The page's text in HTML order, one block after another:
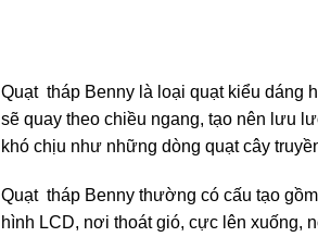
Quạt tháp Benny là loại quạt kiểu dáng
sẽ quay theo chiều ngang, tạo nên lưu
khó chịu như những dòng quạt cây
Quạt tháp Benny thường có cấu tạo
hình LCD, nơi thoát gió, cực lên xuống,